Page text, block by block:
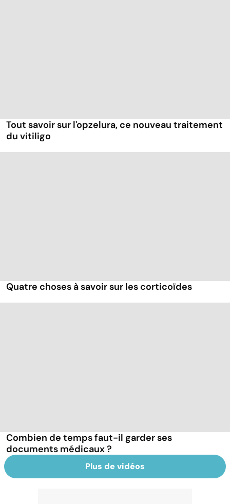
Tout savoir sur l'opzelura, ce nouveau traitement
du vitiligo
Quatre choses à savoir sur les corticoïdes
Combien de temps faut-il garder ses
documents médicaux ?
Plus de vidéos